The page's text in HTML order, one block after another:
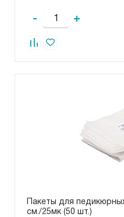
- +
Пакеты для
см./25мк (50 шт.)